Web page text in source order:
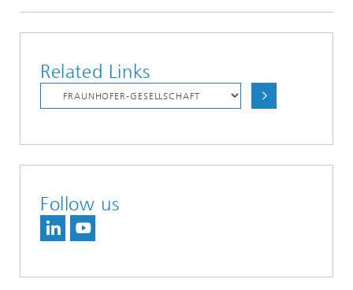
Related Links
Follow us